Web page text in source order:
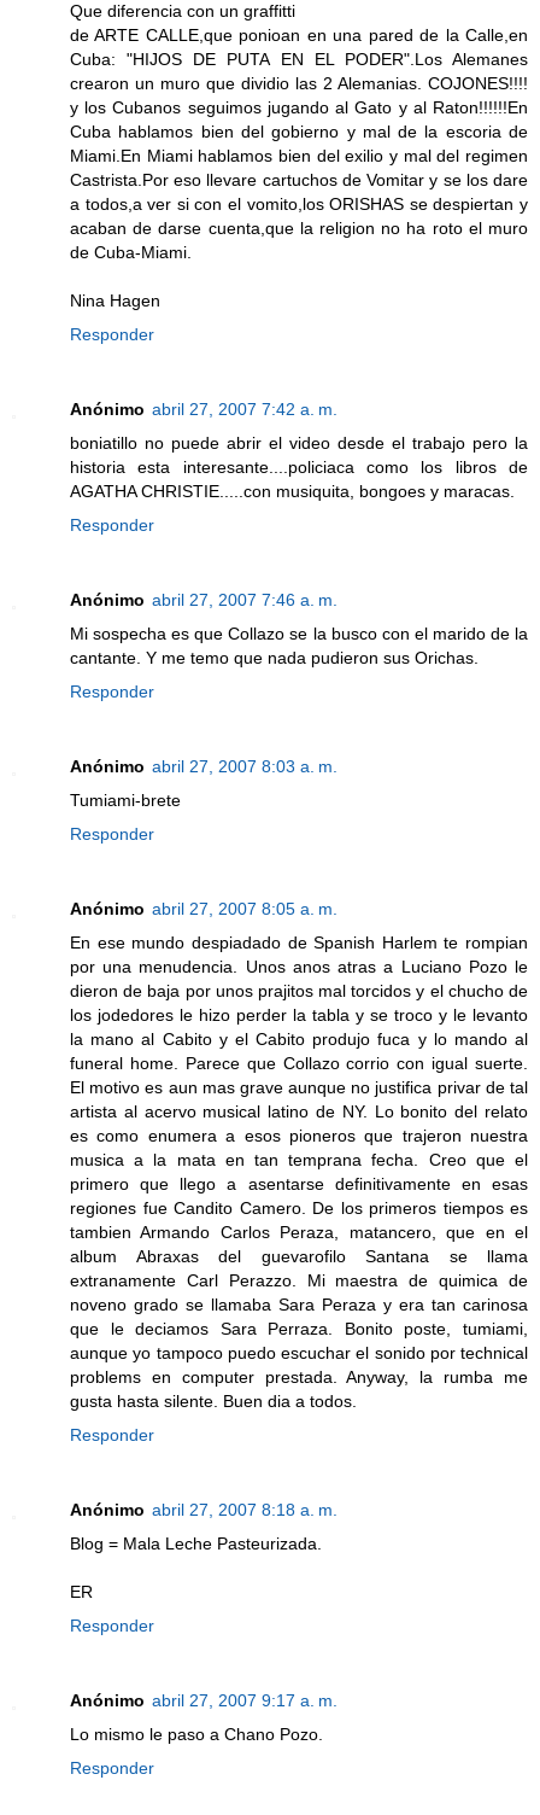
Que diferencia con un graffitti
de ARTE CALLE,que ponioan en una pared de la Calle,en
Cuba: "HIJOS DE PUTA EN EL PODER".Los Alemanes
crearon un muro que dividio las 2 Alemanias. COJONES!!!!
y los Cubanos seguimos jugando al Gato y al Raton!!!!!!En
Cuba hablamos bien del gobierno y mal de la escoria de
Miami.En Miami hablamos bien del exilio y mal del regimen
Castrista.Por eso llevare cartuchos de Vomitar y se los dare
a todos,a ver si con el vomito,los ORISHAS se despiertan y
acaban de darse cuenta,que la religion no ha roto el muro
de Cuba-Miami.
Nina Hagen
Responder
Anónimo abril 27, 2007 7:42 a. m.
boniatillo no puede abrir el video desde el trabajo pero la
historia esta interesante....policiaca como los libros de
AGATHA CHRISTIE.....con musiquita, bongoes y maracas.
Responder
Anónimo abril 27, 2007 7:46 a. m.
Mi sospecha es que Collazo se la busco con el marido de la
cantante. Y me temo que nada pudieron sus Orichas.
Responder
Anónimo abril 27, 2007 8:03 a. m.
Tumiami-brete
Responder
Anónimo abril 27, 2007 8:05 a. m.
En ese mundo despiadado de Spanish Harlem te rompian
por una menudencia. Unos anos atras a Luciano Pozo le
dieron de baja por unos prajitos mal torcidos y el chucho de
los jodedores le hizo perder la tabla y se troco y le levanto
la mano al Cabito y el Cabito produjo fuca y lo mando al
funeral home. Parece que Collazo corrio con igual suerte.
El motivo es aun mas grave aunque no justifica privar de tal
artista al acervo musical latino de NY. Lo bonito del relato
es como enumera a esos pioneros que trajeron nuestra
musica a la mata en tan temprana fecha. Creo que el
primero que llego a asentarse definitivamente en esas
regiones fue Candito Camero. De los primeros tiempos es
tambien Armando Carlos Peraza, matancero, que en el
album Abraxas del guevarofilo Santana se llama
extranamente Carl Perazzo. Mi maestra de quimica de
noveno grado se llamaba Sara Peraza y era tan carinosa
que le deciamos Sara Perraza. Bonito poste, tumiami,
aunque yo tampoco puedo escuchar el sonido por technical
problems en computer prestada. Anyway, la rumba me
gusta hasta silente. Buen dia a todos.
Responder
Anónimo abril 27, 2007 8:18 a. m.
Blog = Mala Leche Pasteurizada.
ER
Responder
Anónimo abril 27, 2007 9:17 a. m.
Lo mismo le paso a Chano Pozo.
Responder